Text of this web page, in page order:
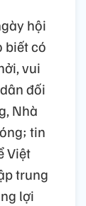
hội
biết có
vui
đối
Nhà
tin
Việt
trung
lợi